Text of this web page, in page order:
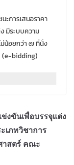
ะการเสนอราคา
มีระบบความ
น้อยกว่า ๗ ที่นั่ง
(e-bidding)
งขันเพื่อบรรจุแต่ง
เภทวิชาการ
าสตร์ คณะ